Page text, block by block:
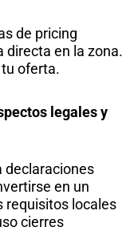
de pricing
directa en la zona.
oferta.
legales y
declaraciones
en un
requisitos locales
cierres